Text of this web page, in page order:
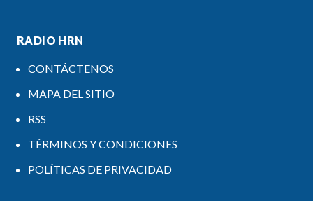
RADIO HRN
CONTÁCTENOS
MAPA DEL SITIO
RSS
TÉRMINOS Y CONDICIONES
POLÍTICAS DE PRIVACIDAD